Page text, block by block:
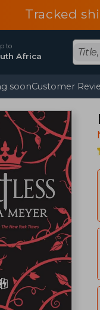
Tracked
to
Africa
soonCustomer